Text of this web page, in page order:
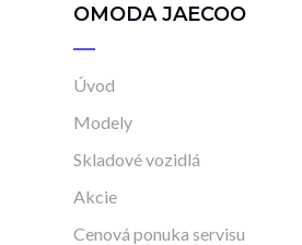
OMODA JAECOO
Úvod
Modely
Skladové vozidlá
Akcie
Cenová ponuka servisu